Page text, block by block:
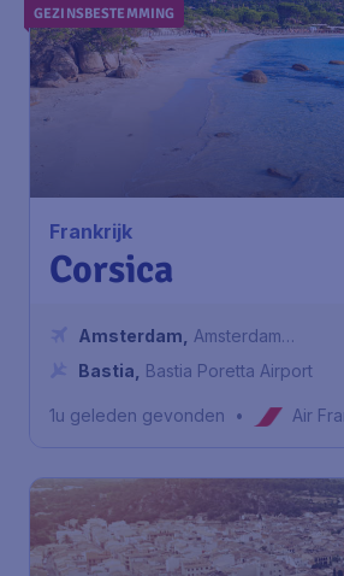
GEZINSBESTEMMING
Frankrijk
Corsica
Amsterdam
Amsterdam
Airport Schiphol
Bastia Bastia Poretta Airport
1u geleden gevonden • Air